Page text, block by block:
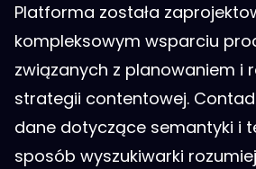
Platforma została
kompleksowym wsparciu
związanych z planowaniem i
strategii contentowej.
dane dotyczące semantyki i
sposób wyszukiwarki